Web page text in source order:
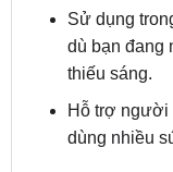
thiếu sáng.
Hỗ trợ người
dùng nhiều
2. An toàn: